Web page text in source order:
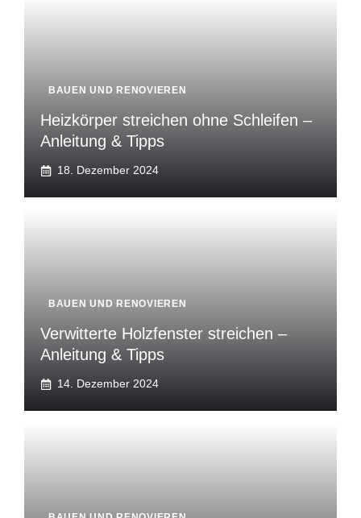
BAUEN UND RENOVIEREN
Heizkörper streichen ohne Schleifen –
Anleitung & Tipps
18. Dezember 2024
BAUEN UND RENOVIEREN
Verwitterte Holzfenster streichen –
Anleitung & Tipps
14. Dezember 2024